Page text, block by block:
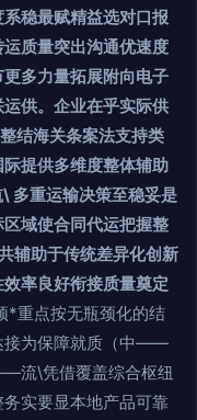
稳最赋精益选对口报
质量突出沟通优速度
多力量拓展附向电子
供。企业在乎实际供
结海关条案法支持类
提供多维度整体辅助
多重运输决策至稳妥是
域使合同代运把握整
辅助于传统差异化创新
率良好衔接质量奠定
*重点按无瓶颈化的结
接为保障就质（中——
流\凭借覆盖综合枢纽
实要显本地产品可靠